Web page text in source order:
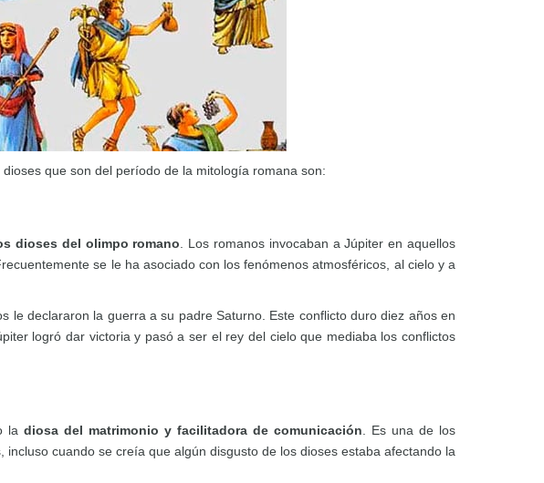
que son del período de la mitología romana son:
dioses del olimpo romano . Los romanos invocaban a Júpiter en aquellos
se le ha asociado con los fenómenos atmosféricos, al cielo y a
declararon la guerra a su padre Saturno. Este conflicto duro diez años en
logró dar victoria y pasó a ser el rey del cielo que mediaba los conflictos
ladiosa del matrimonio y facilitadora de comunicación . Es una de los
cuando se creía que algún disgusto de los dioses estaba afectando la